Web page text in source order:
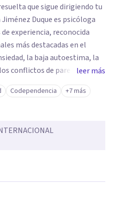
que sigue dirigiendo tu
experiencia, reconocida
más destacadas en el
la baja autoestima, la
conflictos de pareja. Ha
diferentes países,
Su enfoque
que lo origina. Su
niveles: regulación del
de heridas de la
cognitiva profunda,
emociones y
Pero si estás listo(a) para
leer más
Codependencia +7 más